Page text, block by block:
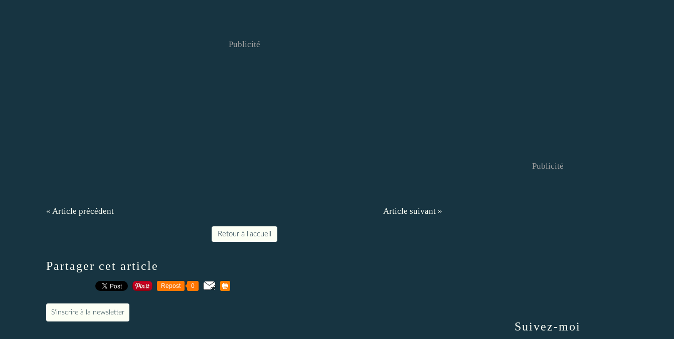
Publicité
« Article précédent Article suivant »
Retour à l'accueil
Partager cet article
Repost 0
S'inscrire à la newsletter
Suivez-moi
Publicité